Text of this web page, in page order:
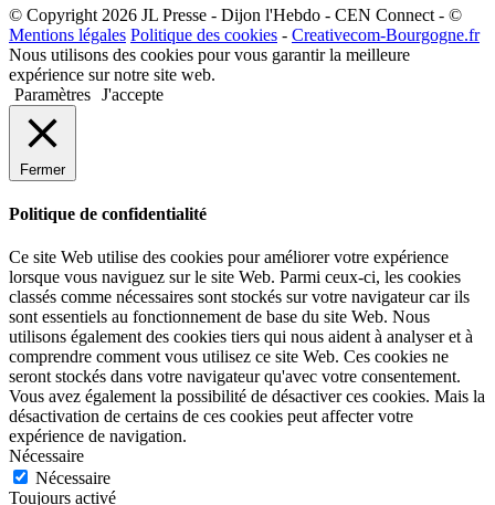
© Copyright 2026 JL Presse - Dijon l'Hebdo - CEN Connect - ©
Mentions légales Politique des cookies - Creativecom-Bourgogne.fr
Nous utilisons des cookies pour vous garantir la meilleure
expérience sur notre site web.
Paramètres J'accepte
Fermer
Politique de confidentialité
Ce site Web utilise des cookies pour améliorer votre expérience
lorsque vous naviguez sur le site Web. Parmi ceux-ci, les cookies
classés comme nécessaires sont stockés sur votre navigateur car ils
sont essentiels au fonctionnement de base du site Web. Nous
utilisons également des cookies tiers qui nous aident à analyser et à
comprendre comment vous utilisez ce site Web. Ces cookies ne
seront stockés dans votre navigateur qu'avec votre consentement.
Vous avez également la possibilité de désactiver ces cookies. Mais la
désactivation de certains de ces cookies peut affecter votre
expérience de navigation.
Nécessaire
Nécessaire
Toujours activé